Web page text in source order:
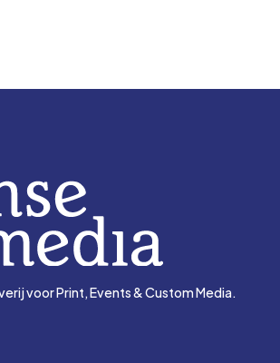
voor Print, Events & Custom Media.